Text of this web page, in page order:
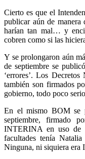
Cierto es que el
publicar aún de manera
harían tan mal… y
cobren como si las
Y se prolongaron aún
de septiembre se
‘errores’. Los
también son firmados
gobierno, todo poco
En el mismo BOM se
septiembre, firmado
INTERINA en uso de
facultades tenía
Ninguna, ni siquiera era